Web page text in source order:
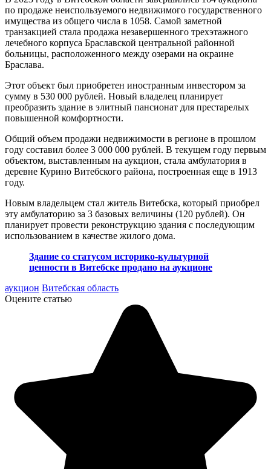
по продаже неиспользуемого недвижимого государственного
имущества из общего числа в 1058. Самой заметной
транзакцией стала продажа незавершенного трехэтажного
лечебного корпуса Браславской центральной районной
больницы, расположенного между озерами на окраине
Браслава.
Этот объект был приобретен иностранным инвестором за
сумму в 530 000 рублей. Новый владелец планирует
преобразить здание в элитный пансионат для престарелых
повышенной комфортности.
Общий объем продажи недвижимости в регионе в прошлом
году составил более 3 000 000 рублей. В текущем году первым
объектом, выставленным на аукцион, стала амбулатория в
деревне Курино Витебского района, построенная еще в 1913
году.
Новым владельцем стал житель Витебска, который приобрел
эту амбулаторию за 3 базовых величины (120 рублей). Он
планирует провести реконструкцию здания с последующим
использованием в качестве жилого дома.
Здание со статусом историко-культурной
ценности в Витебске продано на аукционе
аукцион Витебская область
Оцените статью